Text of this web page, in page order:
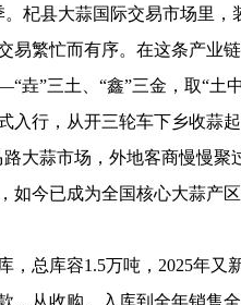
县大蒜国际交易市场里，
易繁忙而有序。在这条产业
垚”三土、“鑫”三金，取“土
入行，从开三轮车下乡收蒜
蒜市场，外地客商慢慢聚
如今已成为全国核心大蒜产
总库容1.5万吨，2025年又
，从收购、入库到全年销售